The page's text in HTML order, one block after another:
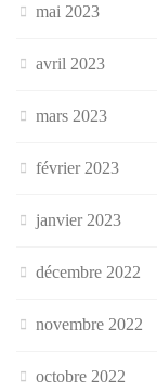
mai 2023
avril 2023
mars 2023
février 2023
janvier 2023
décembre 2022
novembre 2022
octobre 2022